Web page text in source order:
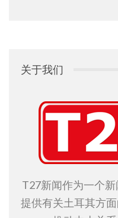
关于我们
T27新闻作为一个
提供有关土耳其方